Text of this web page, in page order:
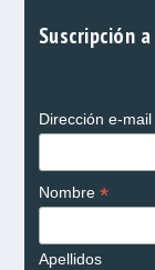
Suscripción
Dirección e-mail
Nombre *
Apellidos